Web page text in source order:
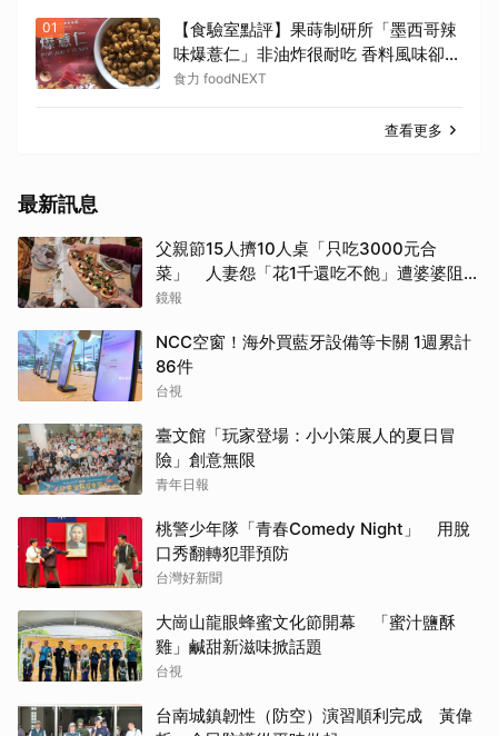
01
【食驗室點評】果蒔制研所「墨西哥辣
味爆薏仁」非油炸很耐吃 香料風味卻蓋
過辣味特色
食力 foodNEXT
查看更多
最新訊息
父親節15人擠10人桌「只吃3000元合
菜」 人妻怨「花1千還吃不飽」遭婆婆阻加
菜
鏡報
NCC空窗！海外買藍牙設備等卡關 1週累計
86件
台視
臺文館「玩家登場：小小策展人的夏日冒
險」創意無限
青年日報
桃警少年隊「青春Comedy Night」 用脫
口秀翻轉犯罪預防
台灣好新聞
大崗山龍眼蜂蜜文化節開幕 「蜜汁鹽酥
雞」鹹甜新滋味掀話題
台視
台南城鎮韌性（防空）演習順利完成 黃偉